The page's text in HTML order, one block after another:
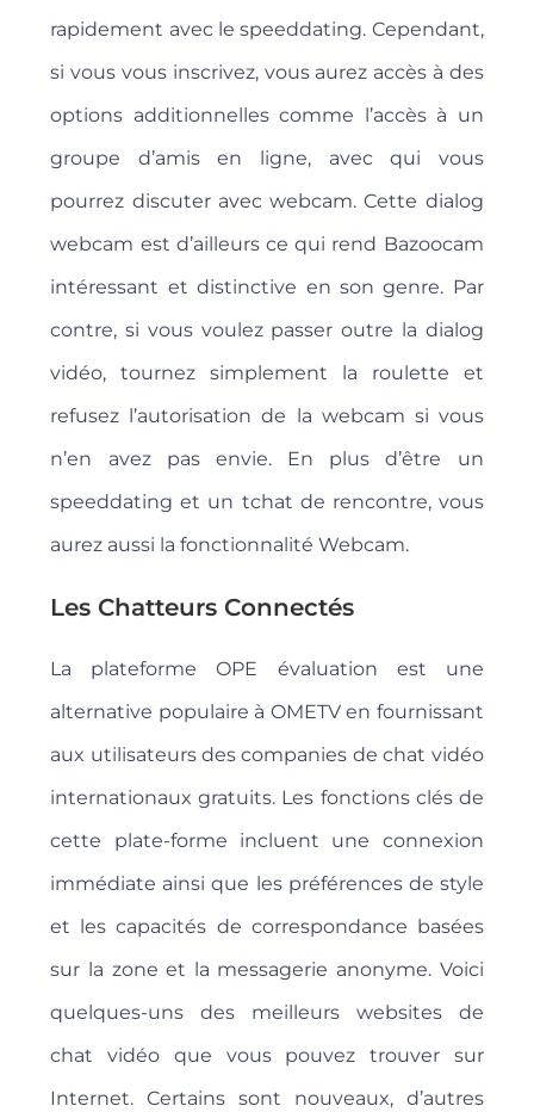
rapidement avec le speeddating. Cependant,
si vous vous inscrivez, vous aurez accès à des
options additionnelles comme l’accès à un
groupe d’amis en ligne, avec qui vous
pourrez discuter avec webcam. Cette dialog
webcam est d’ailleurs ce qui rend Bazoocam
intéressant et distinctive en son genre. Par
contre, si vous voulez passer outre la dialog
vidéo, tournez simplement la roulette et
refusez l’autorisation de la webcam si vous
n’en avez pas envie. En plus d’être un
speeddating et un tchat de rencontre, vous
aurez aussi la fonctionnalité Webcam.
Les Chatteurs Connectés
La plateforme OPE évaluation est une
alternative populaire à OMETV en fournissant
aux utilisateurs des companies de chat vidéo
internationaux gratuits. Les fonctions clés de
cette plate-forme incluent une connexion
immédiate ainsi que les préférences de style
et les capacités de correspondance basées
sur la zone et la messagerie anonyme. Voici
quelques-uns des meilleurs websites de
chat vidéo que vous pouvez trouver sur
Internet. Certains sont nouveaux, d’autres